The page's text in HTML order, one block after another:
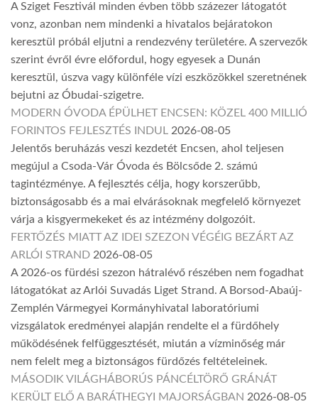
A Sziget Fesztivál minden évben több százezer látogatót
vonz, azonban nem mindenki a hivatalos bejáratokon
keresztül próbál eljutni a rendezvény területére. A szervezők
szerint évről évre előfordul, hogy egyesek a Dunán
keresztül, úszva vagy különféle vízi eszközökkel szeretnének
bejutni az Óbudai-szigetre.
MODERN ÓVODA ÉPÜLHET ENCSEN: KÖZEL 400 MILLIÓ
FORINTOS FEJLESZTÉS INDUL 2026-08-05
Jelentős beruházás veszi kezdetét Encsen, ahol teljesen
megújul a Csoda-Vár Óvoda és Bölcsőde 2. számú
tagintézménye. A fejlesztés célja, hogy korszerűbb,
biztonságosabb és a mai elvárásoknak megfelelő környezet
várja a kisgyermekeket és az intézmény dolgozóit.
FERTŐZÉS MIATT AZ IDEI SZEZON VÉGÉIG BEZÁRT AZ
ARLÓI STRAND 2026-08-05
A 2026-os fürdési szezon hátralévő részében nem fogadhat
látogatókat az Arlói Suvadás Liget Strand. A Borsod-Abaúj-
Zemplén Vármegyei Kormányhivatal laboratóriumi
vizsgálatok eredményei alapján rendelte el a fürdőhely
működésének felfüggesztését, miután a vízminőség már
nem felelt meg a biztonságos fürdőzés feltételeinek.
MÁSODIK VILÁGHÁBORÚS PÁNCÉLTÖRŐ GRÁNÁT
KERÜLT ELŐ A BARÁTHEGYI MAJORSÁGBAN 2026-08-05